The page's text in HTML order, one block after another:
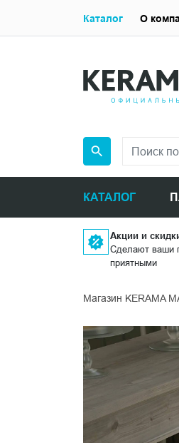
КАТАЛОГ
Каталог О
Акции и
Сделают ваши
приятными
Магазин KERAMA